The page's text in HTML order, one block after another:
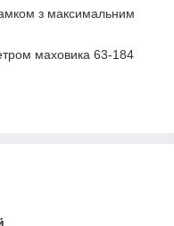
з максимальним
маховика 63-184